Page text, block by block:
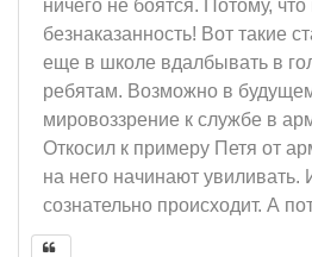
ничего не боятся. Потому, что
безнаказанность! Вот такие
еще в школе вдалбывать в
ребятам. Возможно в
мировоззрение к службе в
Откосил к примеру Петя от
на него начинают увиливать.
сознательно происходит. А